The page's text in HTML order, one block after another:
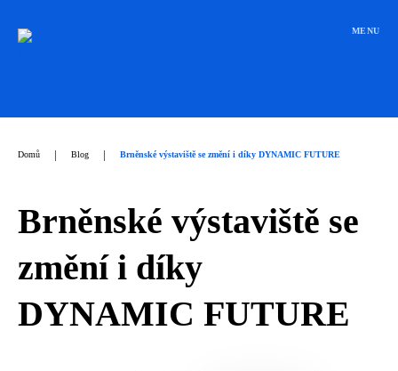
MENU
Domů | Blog | Brněnské výstaviště se změní i díky DYNAMIC FUTURE
Brněnské výstaviště se
změní i díky
DYNAMIC FUTURE